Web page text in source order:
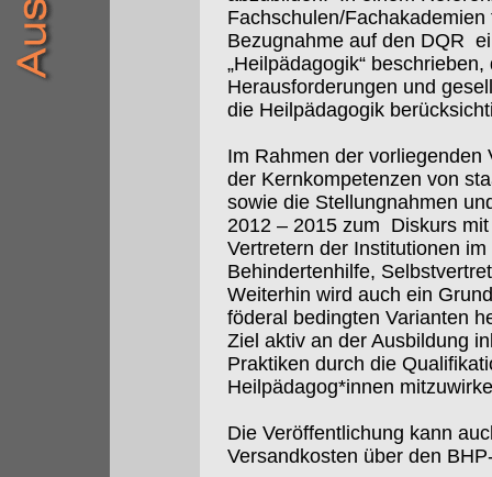
Fachschulen/
Bezugnahme auf den DQR
„Heilpädagogik“
Herausforderungen und
die Heilpädagogik
Im Rahmen der
der Kernkompetenzen von
sowie die Stellungnahmen
2012 – 2015 zum Diskurs
Vertretern der Institutionen
Behindertenhilfe,
Weiterhin wird auch ein
föderal bedingten Varianten
Ziel aktiv an der Ausbildung
Praktiken durch die
Heilpädagog*innen
Die Veröffentlichung kann
Versandkosten über den